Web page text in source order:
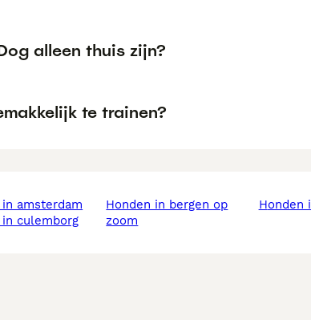
alleen thuis zijn?
te trainen?
in amsterdam
in culemborg
honden in bergen op
zoom